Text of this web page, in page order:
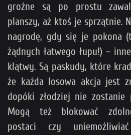
groźne są po prostu
planszy, aż ktoś je sprzątnie.
nagrodę, gdy się je pokona
żądnych łatwego łupu!) –
klątwy. Są paskudy, które
że każda losowa akcja jest
dopóki złodziej nie zostanie
Mogą też blokować
postaci czy